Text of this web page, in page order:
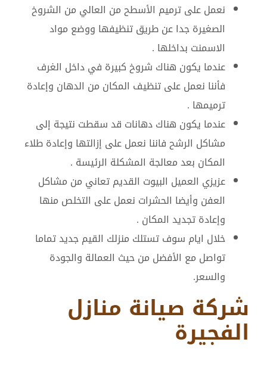
نعمل على ترميم الأسطح من العالي من الشروخ
الصغيرة جدا عن طريق تنظيفها ووضع مواد
الاسمنت بداخلها .
عندما يكون هناك شروخ كبيرة في داخل الغرف
فأننا نعمل على تنظيف المكان من الدهان وإعادة
ترميمها .
عندما يكون هناك دهانات قد سقطت نتيجة إلى
مشاكل الرشح فاننا نعمل على إزالتها وإعادة طلاء
المكان بعد معالجة المشكلة الرئيسة .
عزيزي العميل البيوت القديم تعاني من مشاكل
العفن وأيضا الحشرات نعمل على التخلص منها
وإعادة تجديد المكان .
خلال ايام سوف تستلك منزلك القيم جديد تماما
تواصل مع الأفضل من حيث العمالة والجودة
والسعر.
شركة صيانة منازل
الفجيرة